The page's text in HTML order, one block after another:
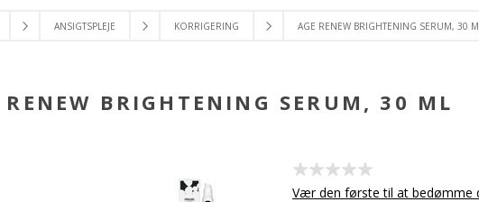
ANSIGTSPLEJE KORRIGERING AGE RENEW BRIGHTENING SERUM, 30
RENEW BRIGHTENING SERUM, 30 ML
Vær den første til at bedømme